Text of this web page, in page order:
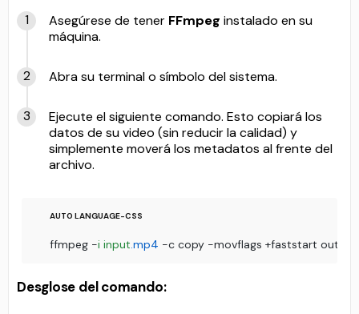
Asegúrese de tener FFmpeg instalado en su
máquina.
Abra su terminal o símbolo del sistema.
Ejecute el siguiente comando. Esto copiará los
datos de su video (sin reducir la calidad) y
simplemente moverá los metadatos al frente del
archivo.
ffmpeg -i input.mp4 -c copy -movflags +faststart output
Desglose del comando: